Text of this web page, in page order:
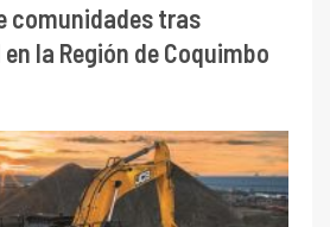
comunidades tras
la Región de Coquimbo